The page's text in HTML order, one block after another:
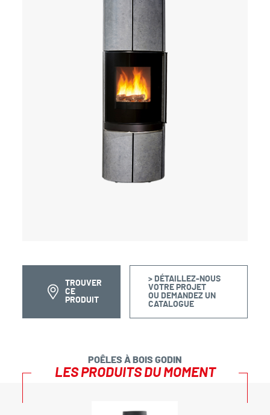
TROUVER
CE
PRODUIT
> DÉTAILLEZ-NOUS
VOTRE PROJET
OU DEMANDEZ UN
CATALOGUE
POÊLES À BOIS GODIN
LES PRODUITS DU MOMENT